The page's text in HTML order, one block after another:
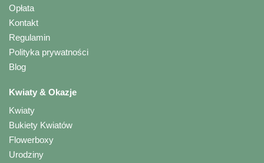
Opłata
Kontakt
Regulamin
Polityka prywatności
Blog
Kwiaty & Okazje
Kwiaty
Bukiety Kwiatów
Flowerboxy
Urodziny